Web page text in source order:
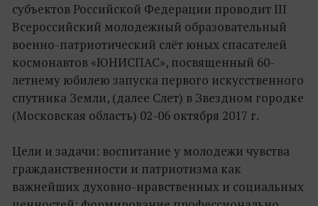
субъектов Российской Федерации проводит III
Всероссийский молодежный образовательный
военно-патриотический слёт юных спасателей
космонавтов «ЮНИСПАС», посвященный 60-
летнему юбилею запуска первого искусственного
спутника Земли, (далее Слет) в Звездном городке
(Московская область) 02-06 октября 2017 г.
Цели и задачи: воспитание у молодежи чувства
гражданственности и патриотизма как
важнейших духовно-нравственных и социальных